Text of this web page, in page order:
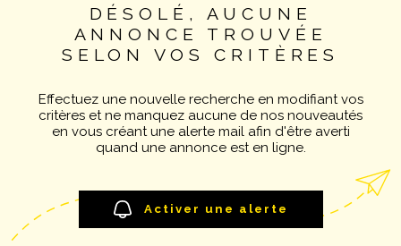
NOTRE
DÉSOLÉ, AUCUNE
ANNONCE TROUVÉE
SELON VOS CRITÈRES
Effectuez une nouvelle recherche en modifiant vos
critères et ne manquez aucune de nos nouveautés
en vous créant une alerte mail afin d'être averti
quand une annonce est en ligne.
Activer une alerte
Pièces
PIÈCES
RECHERCHER